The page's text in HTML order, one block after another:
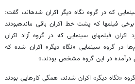
که در گروه نگاه دیگر اکران شده​اند، گفت:
فیلم​ها که پشت خط اکران باقی مانده​بودند
اکران فیلم​های سینمایی که در گروه آزاد اکران
در گروه سینمایی «نگاه‌ دیگر» اکران شده که
درآمده در این گروه مشخص بودند.»
«نگاه​ دیگر» اکران شدند،​ همگی کارهایی بودند